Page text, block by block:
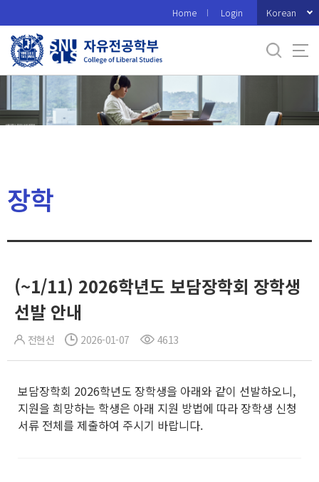
로
메
Home Login Korean
장학
(~1/11) 2026학년도 보담장학회 장학생
선발 안내
전현선 2026-01-07 4613
보담장학회 2026학년도 장학생을 아래와 같이 선발하오니,
지원을 희망하는 학생은 아래 지원 방법에 따라 장학생 신청
서류 전체를 제출하여 주시기 바랍니다.